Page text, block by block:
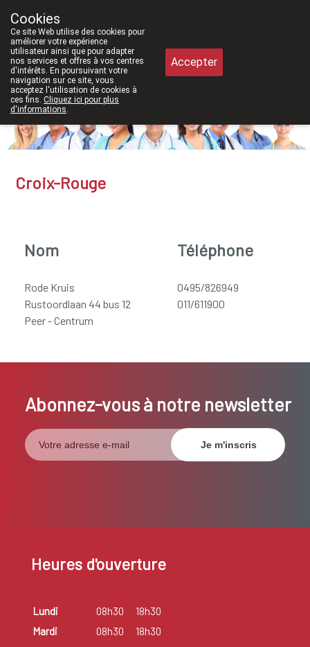
Aujourd'hui
Croix-Rouge
Nom Téléphone
Rode Kruis
Rustoordlaan 44 bus 12
Peer - Centrum
0495/826949
011/611900
Abonnez-vous à notre newsletter
Heures d'ouverture
Lundi 08h30
18h30
Mardi
08h30
18h30
Cookies
Ce site Web utilise des cookies pour
améliorer votre expérience
utilisateur ainsi que pour adapter
nos services et offres à vos centres
d'intérêts. En poursuivant votre
navigation sur ce site, vous
acceptez l'utilisation de cookies à
ces fins. Cliquez ici pour plus
d'informations.
Accepter